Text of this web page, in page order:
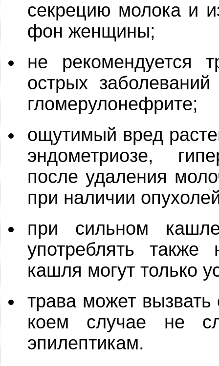
секрецию молока и
фон женщины;
не рекомендуется
острых
гломерулонефрите;
ощутимый вред
эндометриозе,
после удаления
при наличии
при сильном
употреблять
кашля могут только
трава может вызвать
коем случае не
эпилептикам.